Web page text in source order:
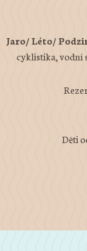
Jaro/ Léto/
cyklistika, vodní
Děti